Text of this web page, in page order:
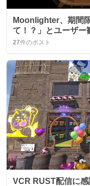
Moonlighter、期間
て！？」とユーザー
27件のポスト
VCR RUST配信に